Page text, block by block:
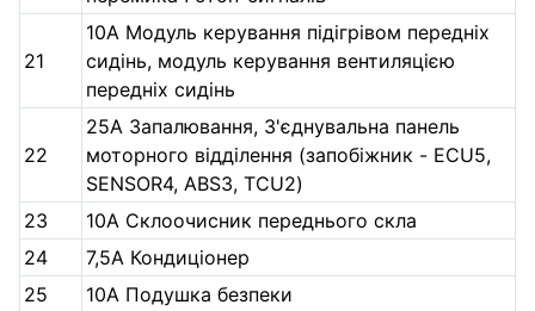
21
10А Модуль керування підігрівом передніх
сидінь, модуль керування вентиляцією
передніх сидінь
22
25А Запалювання, З'єднувальна панель
моторного відділення (запобіжник - ECU5,
SENSOR4, ABS3, TCU2)
23
10А Склоочисник переднього скла
24
7,5А Кондиціонер
25
10А Подушка безпеки